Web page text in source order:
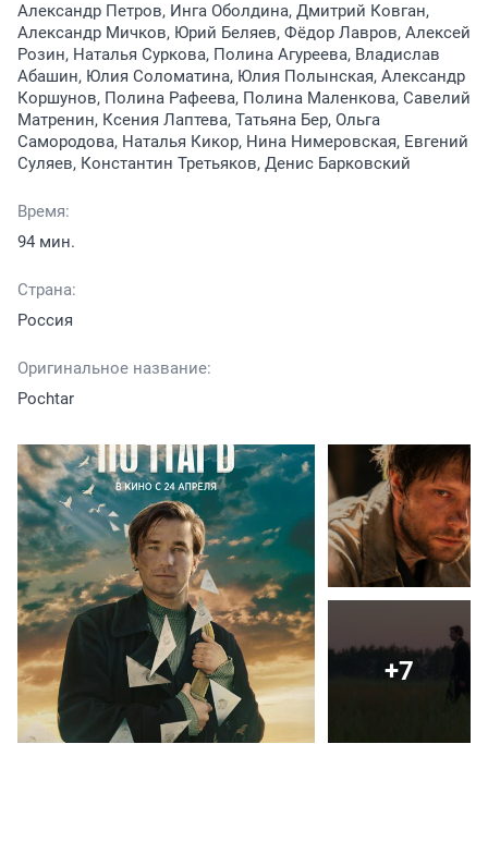
Александр Петров, Инга Оболдина, Дмитрий Ковган,
Александр Мичков, Юрий Беляев, Фёдор Лавров, Алексей
Розин, Наталья Суркова, Полина Агуреева, Владислав
Абашин, Юлия Соломатина, Юлия Полынская, Александр
Коршунов, Полина Рафеева, Полина Маленкова, Савелий
Матренин, Ксения Лаптева, Татьяна Бер, Ольга
Самородова, Наталья Кикор, Нина Нимеровская, Евгений
Суляев, Константин Третьяков, Денис Барковский
Время:
94 мин.
Страна:
Россия
Оригинальное название:
Pochtar
+7